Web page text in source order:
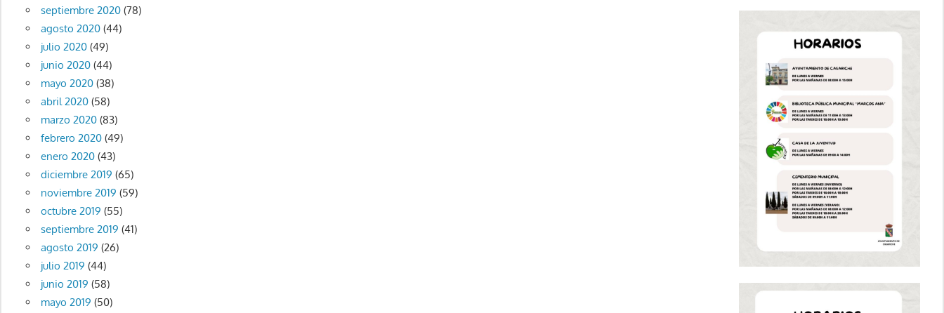
septiembre 2020(78)
agosto 2020(44)
julio 2020(49)
junio 2020(44)
mayo 2020(38)
abril 2020(58)
marzo 2020(83)
febrero 2020(49)
enero 2020(43)
diciembre 2019 (65)
noviembre 2019 (59)
octubre 2019 (55)
septiembre 2019 (41)
agosto 2019 (26)
julio 2019 (44)
junio 2019 (58)
mayo 2019 (50)